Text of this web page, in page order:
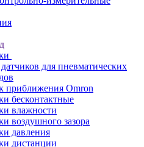
для пневматических
приближения Omron
бесконтактные
влажности
воздушного зазора
давления
дистанции